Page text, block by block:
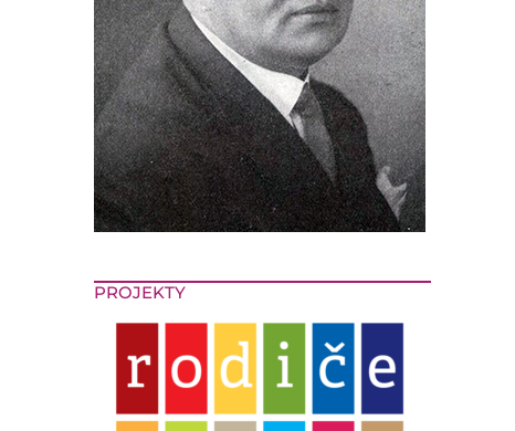
PROJEKTY